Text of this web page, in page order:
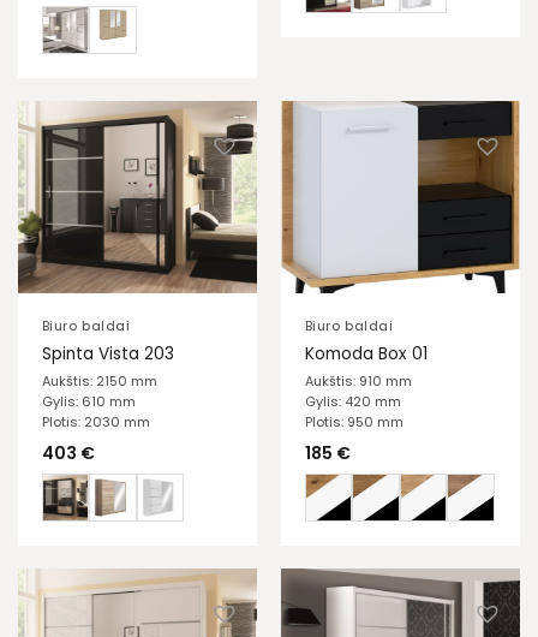
Biuro baldai
Spinta Vista 203
Aukštis: 2150 mm
Gylis: 610 mm
Plotis: 2030 mm
403 €
Biuro baldai
Komoda Box 01
Aukštis: 910 mm
Gylis: 420 mm
Plotis: 950 mm
185 €